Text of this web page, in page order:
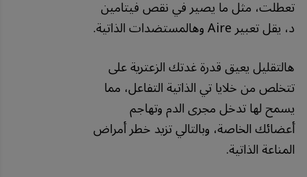
تعطلت، مثل ما يصير في نقص فيتامين
د، يقل تعبير Aire وهالمستضدات الذاتية.
هالتقليل يعيق قدرة غدتك الزعترية على
تتخلص من خلايا تي الذاتية التفاعل، مما
يسمح لها تدخل مجرى الدم وتهاجم
أعضائك الخاصة، وبالتالي تزيد خطر أمراض
المناعة الذاتية.